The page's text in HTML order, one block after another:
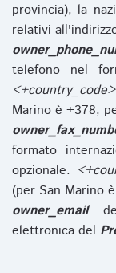
provincia), la
relativi
telefono nel
<+country_code>
Marino è +378,
formato
opzionale.
(per San Marino
owner_email
elettronica del